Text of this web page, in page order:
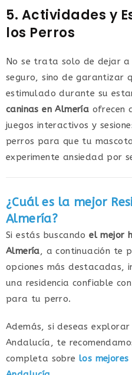
5. Actividades y
los Perros
No se trata solo de dejar
seguro, sino de garantizar
estimulado durante su
caninas en Almería ofrecen
juegos interactivos y
perros para que tu
experimente ansiedad por
¿Cuál es la mejor
Almería?
Si estás buscandoel mejor
Almería, a continuación te
opciones más destacadas,
una residencia confiable
para tu perro.
Además, si deseas
Andalucía, te
completa sobrelos